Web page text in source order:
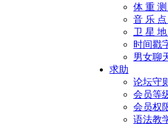
体 重
音 乐
卫 星 地
时间戳
男女聊
求助
论坛守
会员等
会员权
语法教